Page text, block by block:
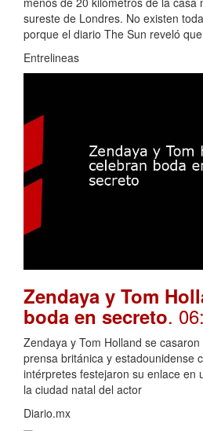
sureste de Londres. No existen
porque el diario The Sun reveló
Entrelineas
Zendaya y Tom
boda en secreto.
Zendaya y Tom Holland se
prensa británica y estadounidense
intérpretes festejaron su enlace en
la ciudad natal del actor
Diario.mx